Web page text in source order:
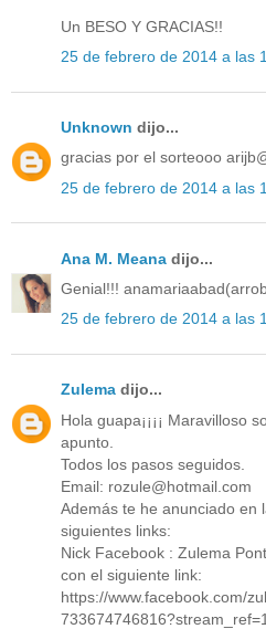
Un BESO Y GRACIAS!!
25 de febrero de 2014 a las
Unknown dijo...
gracias por el sorteooo
25 de febrero de 2014 a las
Ana M. Meana dijo...
Genial!!!
25 de febrero de 2014 a las
Zulema dijo...
Hola guapa¡¡¡¡ Maravilloso
apunto.
Todos los pasos seguidos.
Email: rozule@hotmail.com
Además te he anunciado en
siguientes links:
Nick Facebook : Zulema
con el siguiente link:
https://www.facebook.com/